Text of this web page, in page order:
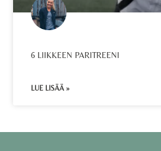
6 LIIKKEEN PARITREENI
LUE LISÄÄ »